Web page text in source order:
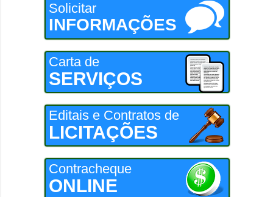
Solicitar
INFORMAÇÕES
Carta de
SERVIÇOS
Editais e Contratos de
LICITAÇÕES
Contracheque
ONLINE